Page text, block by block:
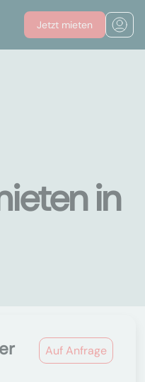
Jetzt mieten
in
Auf Anfrage